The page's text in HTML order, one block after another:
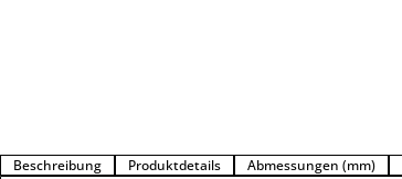
Beschreibung Produktdetails Abmessungen (mm)